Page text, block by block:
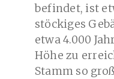
befindet, ist
stöckiges
etwa 4.000
Höhe zu
Stamm so